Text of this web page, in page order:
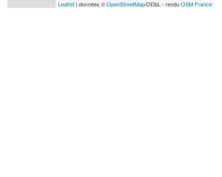
Leaflet | données ©OpenStreetMap/ODbL - renduOSM France